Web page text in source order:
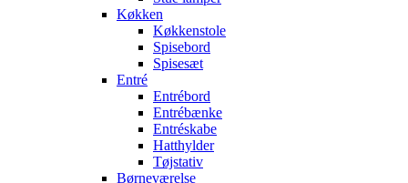
Køkken
Køkkenstole
Spisebord
Spisesæt
Entré
Entrébord
Entrébænke
Entréskabe
Hatthylder
Tøjstativ
Børneværelse